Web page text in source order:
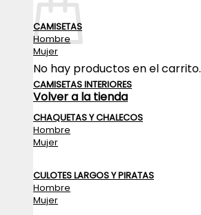
No hay productos en el carrito.
Volver a la tienda
CAMISETAS
Hombre
Mujer
CAMISETAS INTERIORES
CHAQUETAS Y CHALECOS
Hombre
Mujer
CULOTES LARGOS Y PIRATAS
Hombre
Mujer